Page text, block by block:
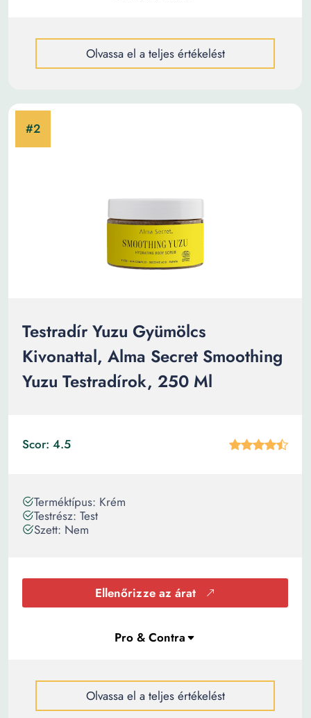
Olvassa el a teljes értékelést
Testradír Yuzu Gyümölcs
Kivonattal, Alma Secret Smoothing
Yuzu Testradírok, 250 Ml
Scor: 4.5
Terméktípus: Krém
Testrész: Test
Szett: Nem
Ellenőrizze az árat
Olvassa el a teljes értékelést